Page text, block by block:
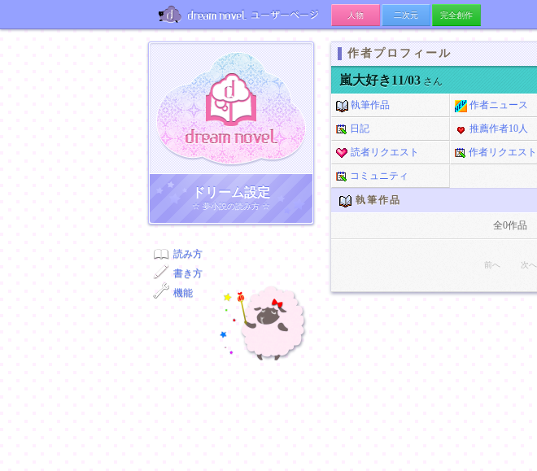
ユーザーページ
人物 二次元 完全創作
ドリーム小説
ドリーム設定
☆ 夢小説の読み方 ☆
読み方
書き方
機能
作者プロフィール
嵐大好き11/03 さん
執筆作品 作者ニュース
日記 推薦作者10人
読者リクエスト 作者リクエスト
コミュニティ
執筆作品
全0作品
前へ 次へ